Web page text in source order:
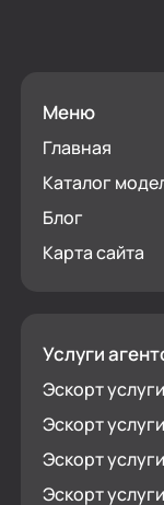
Меню
Главная
Каталог
Блог
Карта сайта
Услуги
Эскорт
Эскорт
Эскорт
Эскорт